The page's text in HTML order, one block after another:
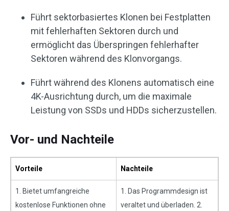
Führt sektorbasiertes Klonen bei Festplatten
mit fehlerhaften Sektoren durch und
ermöglicht das Überspringen fehlerhafter
Sektoren während des Klonvorgangs.
Führt während des Klonens automatisch eine
4K-Ausrichtung durch, um die maximale
Leistung von SSDs und HDDs sicherzustellen.
Vor- und Nachteile
Vorteile Nachteile
1. Bietet umfangreiche
kostenlose Funktionen ohne
1. Das Programmdesign ist
veraltet und überladen. 2.